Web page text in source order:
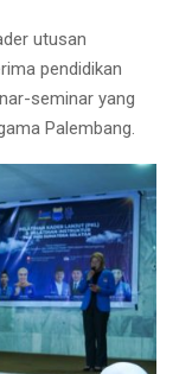
utusan
pendidikan
seminar yang
Palembang.